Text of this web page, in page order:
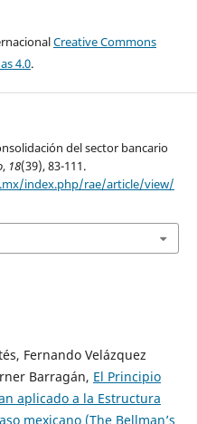
Creative Commons
4.0.
del sector bancario
, 18(39), 83-111.
index.php/rae/article/view/
Fernando Velázquez
Barragán, El Principio
aplicado a la Estructura
mexicano (The Bellman’s